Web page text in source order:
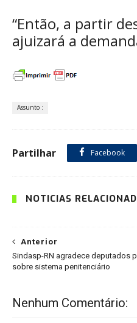
“Então, a partir
ajuizará a
Assunto :
Partilhar Facebook
NOTÍCIAS
Anterior
Sindasp-RN agradece deputados
sobre sistema penitenciário
Nenhum Comentário: